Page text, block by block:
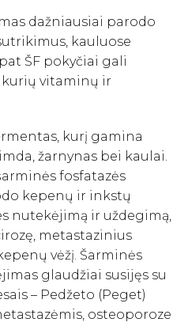
dažniausiai parodo
kauluose
ŠF pokyčiai gali
kurių vitaminų ir
kurį gamina
žarnynas bei kaulai.
fosfatazės
kepenų ir inkstų
nutekėjimą ir uždegimą,
metastazinius
vėžį. Šarminės
glaudžiai susijęs su
– Pedžeto (Peget)
osteoporoze